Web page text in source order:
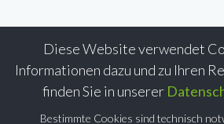
Diese Website verwendet
Informationen dazu und zu Ihren
finden Sie in unserer
Bestimmte Cookies sind technisch